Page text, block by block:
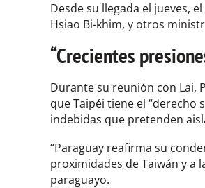
Desde su llegada el jueves,
Hsiao Bi-khim, y otros
“Crecientes
Durante su reunión con Lai,
que Taipéi tiene el
indebidas que pretenden
“Paraguay reafirma su
proximidades de Taiwán y a
paraguayo.